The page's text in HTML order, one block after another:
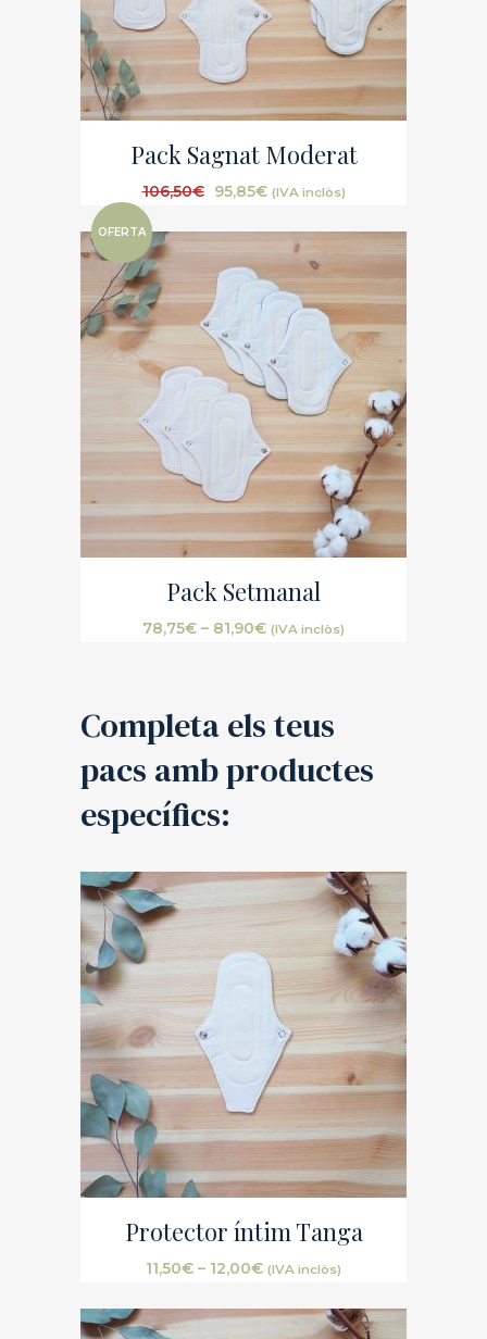
Pack Sagnat Moderat
106,50€ 95,85€ (IVA inclòs)
OFERTA
Pack Setmanal
78,75€ – 81,90€ (IVA inclòs)
Completa els teus
pacs amb productes
específics:
Protector íntim Tanga
11,50€ – 12,00€ (IVA inclòs)